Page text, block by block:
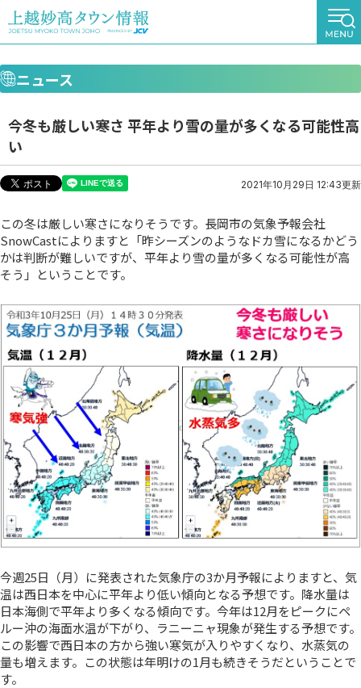
ニュース
今冬も厳しい寒さ 平年より雪の量が多くなる可能性高
い
2021年10月29日 12:43更新
この冬は厳しい寒さになりそうです。長岡市の気象予報会社
SnowCastによりますと「昨シーズンのようなドカ雪になるかどう
かは判断が難しいですが、平年より雪の量が多くなる可能性が高
そう」ということです。
今週25日（月）に発表された気象庁の3か月予報によりますと、気
温は西日本を中心に平年より低い傾向となる予想です。降水量は
日本海側で平年より多くなる傾向です。今年は12月をピークにペ
ルー沖の海面水温が下がり、ラニーニャ現象が発生する予想です。
この影響で西日本の方から強い寒気が入りやすくなり、水蒸気の
量も増えます。この状態は年明けの1月も続きそうだということで
す。